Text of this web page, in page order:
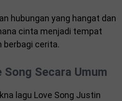
hubungan yang hangat dan
cinta menjadi tempat
berbagi cerita.
Song Secara Umum
lagu Love Song Justin